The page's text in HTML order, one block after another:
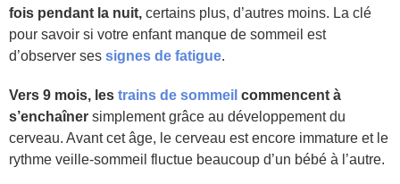
fois pendant la nuit, certains plus, d’autres moins. La clé
pour savoir si votre enfant manque de sommeil est
d’observer ses signes de fatigue.
Vers 9 mois, les trains de sommeil commencent à
s’enchaîner simplement grâce au développement du
cerveau. Avant cet âge, le cerveau est encore immature et le
rythme veille-sommeil fluctue beaucoup d’un bébé à l’autre.